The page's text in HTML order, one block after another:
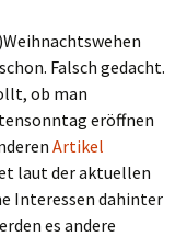
Falsch gedacht.
ob man
eröffnen
Artikel
laut der aktuellen
Interessen dahinter
es andere